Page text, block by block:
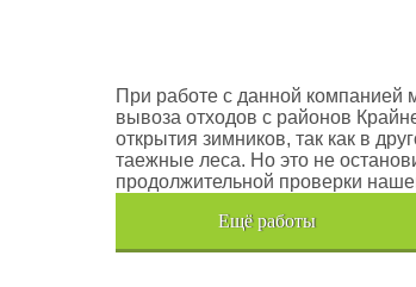
При работе с данной компанией
вывоза отходов с районов
открытия зимников, так как в
таежные леса. Но это не
продолжительной проверки
транспортного средства, мы
Хочется также отметить, что…
Eщё работы